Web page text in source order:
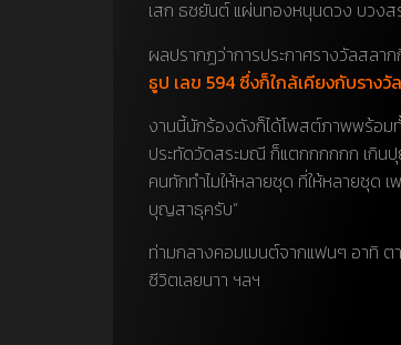
เสก ธชยันต์ แผ่นทองหนุนดวง บวงส
ผลปรากฏว่าการประกาศรางวัลสลา
ธูป เลข 594 ซึ่งก็ใกล้เคียงกับราง
งานนี้นักร้องดังก็ได้โพสต์ภาพพร้อม
ประทัดวัดสระมณี ก็แตกกกกกก เกินปุ
คนทักทำไมให้หลายชุด ที่ให้หลายชุด
บุญสาธุครับ”
ท่ามกลางคอมเมนต์จากแฟนๆ อาทิ ต
ชีวิตเลยนาา ฯลฯ